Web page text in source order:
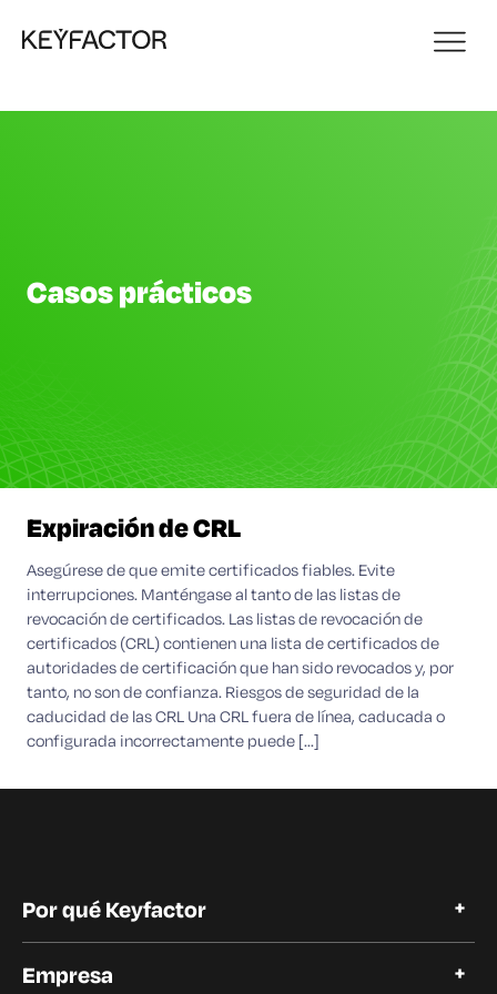
Casos prácticos
Expiración de CRL
Asegúrese de que emite certificados fiables. Evite
interrupciones. Manténgase al tanto de las listas de
revocación de certificados. Las listas de revocación de
certificados (CRL) contienen una lista de certificados de
autoridades de certificación que han sido revocados y, por
tanto, no son de confianza. Riesgos de seguridad de la
caducidad de las CRL Una CRL fuera de línea, caducada o
configurada incorrectamente puede [...]
Por qué Keyfactor
Historias de clientes
Empresa